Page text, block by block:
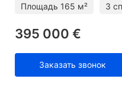
Площадь 165 м² 3
395 000 €
Заказать звонок